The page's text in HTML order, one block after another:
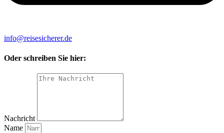
info@reisesicherer.de
Oder schreiben Sie hier:
Nachricht
Name